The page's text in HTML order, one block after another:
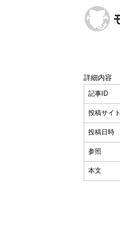
詳細内容
記事ID
投稿サイト
投稿日時
参照
本文